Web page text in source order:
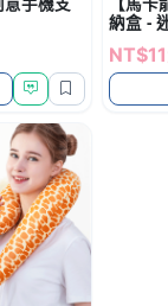
納盒 -